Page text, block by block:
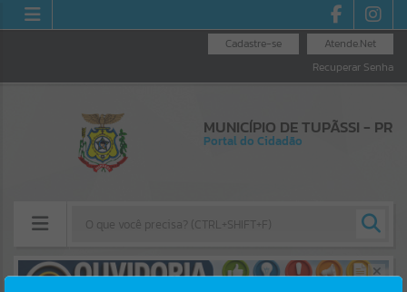
Atende.Net
Cadastre-se
Recuperar Senha
MUNICÍPIO DE TUPÃSSI - PR
Portal do Cidadão
Resultados para""